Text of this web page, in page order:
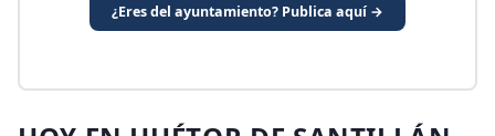
¿Eres del ayuntamiento? Publica aquí →